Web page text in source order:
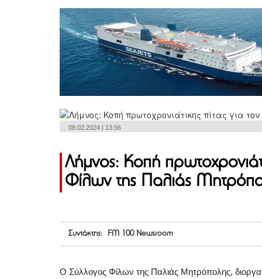
08.02.2024 | 13:56
Λήμνος: Κοπή
Φίλων της Παλιάς
Συντάκτης: FM 100 Newsroom
Ο Σύλλογος Φίλων της Παλιάς Μητρόπολης,